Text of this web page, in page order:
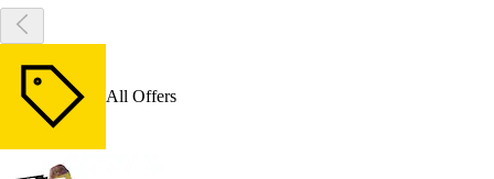
All Offers